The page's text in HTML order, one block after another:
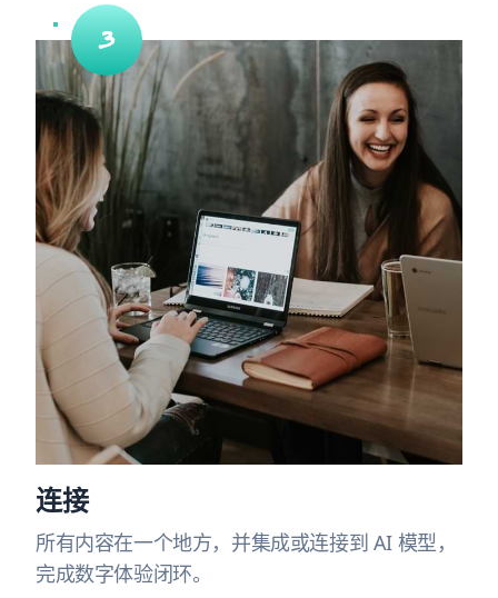
连接
所有内容在一个地方，并集成或连接到 AI 模型，
完成数字体验闭环。